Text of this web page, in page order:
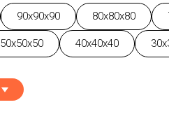
90x90x90 80x80x80
50x50x50 40x40x40